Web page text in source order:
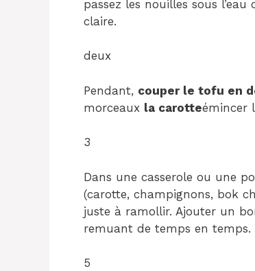
passez les nouilles sous
claire.
deux
Pendant, couper le tofu en
morceaux la carotteémincer
3
Dans une casserole ou une
(carotte, champignons, bok
juste à ramollir. Ajouter un
remuant de temps en temps.
5